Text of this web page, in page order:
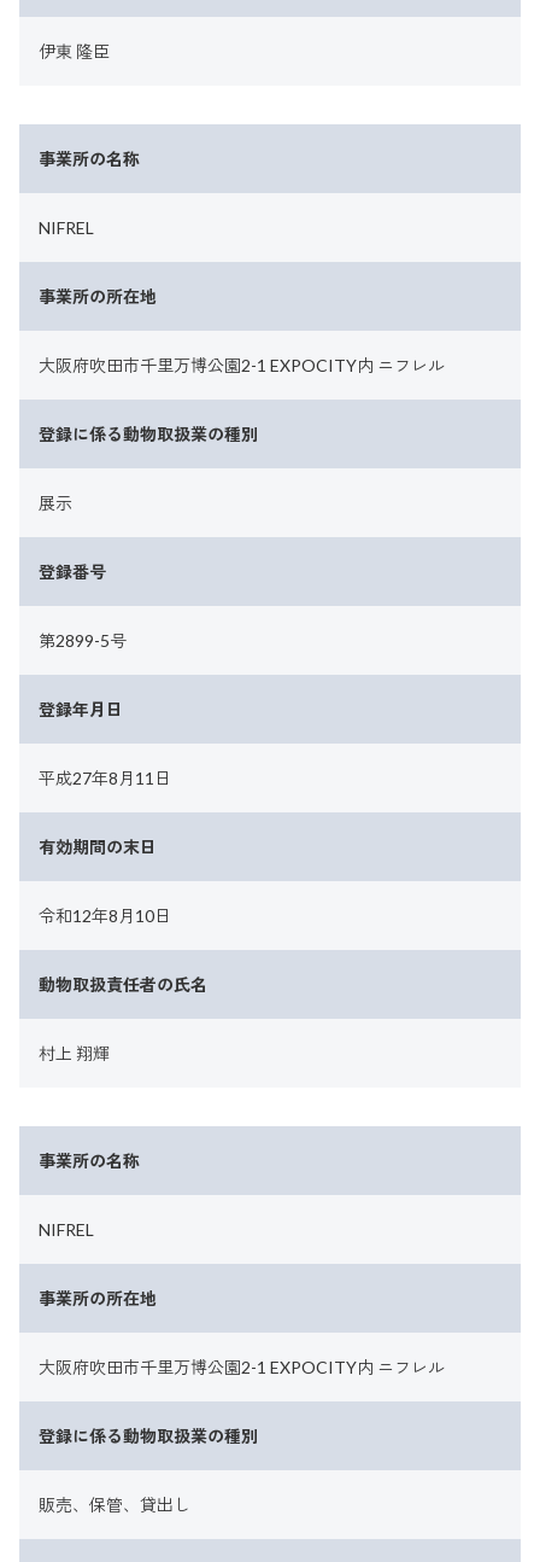
伊東 隆臣
事業所の名称
NIFREL
事業所の所在地
大阪府吹田市千里万博公園2-1 EXPOCITY内 ニフレル
登録に係る動物取扱業の種別
展示
登録番号
第2899-5号
登録年月日
平成27年8月11日
有効期間の末日
令和12年8月10日
動物取扱責任者の氏名
村上 翔輝
事業所の名称
NIFREL
事業所の所在地
大阪府吹田市千里万博公園2-1 EXPOCITY内 ニフレル
登録に係る動物取扱業の種別
販売、保管、貸出し